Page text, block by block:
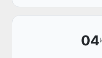
кеңейтілген іс-
04